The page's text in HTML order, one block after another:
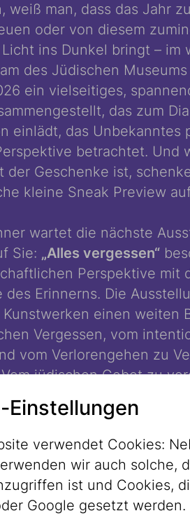
weiß man, dass das Jahr
oder von diesem
ins Dunkel bringt –
des Jüdischen
ein vielseitiges,
das zum
einlädt, das Unbekanntes
betrachtet. Und
der Geschenke ist,
kleine Sneak Preview
wartet die nächste
Sie: „Alles vergessen“
Perspektive mit
des Erinnerns. Die
einen weiten
Vergessen, vom
vom Verlorengehen zu
jüdischen Gebot zu
nach 1945 erzählt die
wie wir als
läuft bis
„Schwarze Juden,
Einstellungen
verwendet Cookies:
wir auch solche,
ist und Cookies,
Google gesetzt